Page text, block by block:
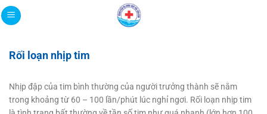
Bỏ
qua
dung
Rối loạn nhịp tim
Nhịp đập của tim bình thường của người trưởng thành sẽ nằm
trong khoảng từ 60 – 100 lần/phút lúc nghỉ ngơi. Rối loạn nhịp tim